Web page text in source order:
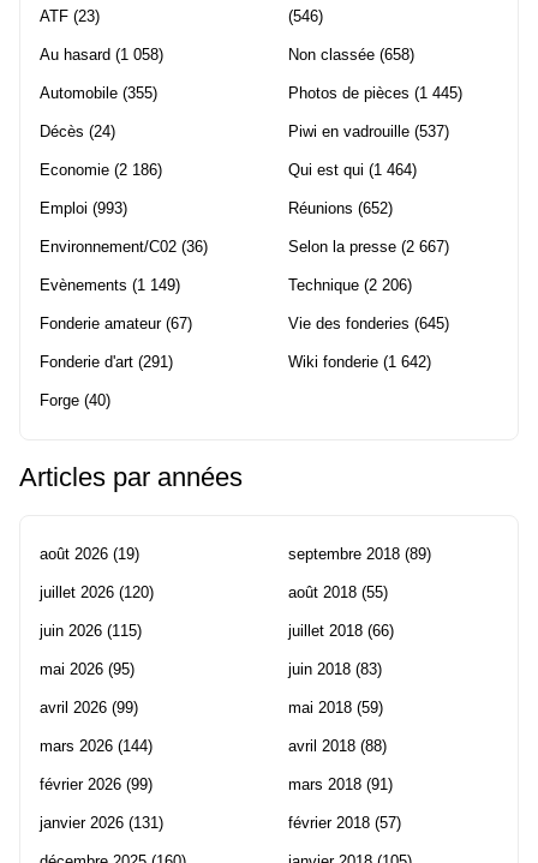
ATF (23)
Au hasard (1 058)
Automobile (355)
Décès (24)
Economie (2 186)
Emploi (993)
Environnement/C02 (36)
Evènements (1 149)
Fonderie amateur(67)
Fonderie d'art (291)
Forge (40)
(546)
Non classée (658)
Photos de pièces (1 445)
Piwi en vadrouille (537)
Qui est qui (1 464)
Réunions (652)
Selon la presse (2 667)
Technique (2 206)
Vie des fonderies (645)
Wiki fonderie (1 642)
Articles par années
août 2026 (19)
juillet 2026 (120)
juin 2026 (115)
mai 2026 (95)
avril 2026 (99)
mars 2026 (144)
février 2026 (99)
janvier 2026 (131)
septembre 2018 (89)
août 2018 (55)
juillet 2018 (66)
juin 2018 (83)
mai 2018 (59)
avril 2018 (88)
mars 2018 (91)
février 2018 (57)